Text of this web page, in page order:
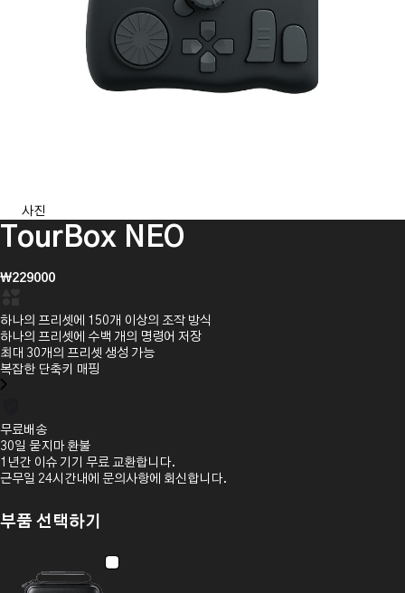
1
사진
TourBox NEO
₩229000
하나의 프리셋에 150개 이상의 조작 방식
하나의 프리셋에 수백 개의 명령어 저장
최대 30개의 프리셋 생성 가능
복잡한 단축키 매핑
무료배송
30일 묻지마 환불
1년간 이슈 기기 무료 교환합니다.
근무일 24시간내에 문의사항에 회신합니다.
부품 선택하기